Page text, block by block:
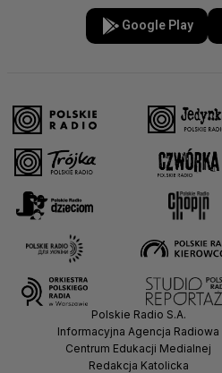
Google Play
Polskie Radio S.A.
Informacyjna Agencja Radiowa
Centrum Edukacji Medialnej
Redakcja Katolicka